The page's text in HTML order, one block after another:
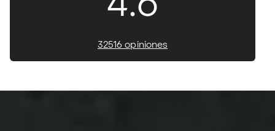
32516 opiniones